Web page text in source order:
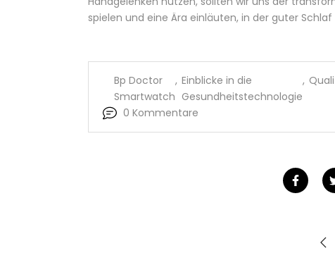
spielen und eine Ära einläuten, in der guter
Bp Doctor
Smartwatch
, Einblicke in die
Gesundheitstechnologie
,
0 Kommentare